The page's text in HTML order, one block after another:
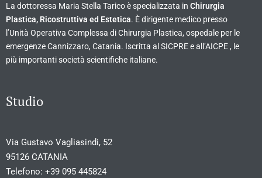
La dottoressa Maria Stella Tarico è specializzata in Chirurgia
Plastica, Ricostruttiva ed Estetica. È dirigente medico presso
l’Unità Operativa Complessa di Chirurgia Plastica, ospedale per le
emergenze Cannizzaro, Catania. Iscritta al SICPRE e all’AICPE , le
più importanti società scientifiche italiane.
Studio
Via Gustavo Vagliasindi, 52
95126 CATANIA
Telefono: +39 095 445824